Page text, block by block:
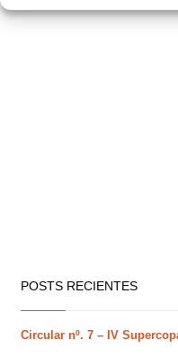
POSTS RECIENTES
Circular nº. 7 – IV